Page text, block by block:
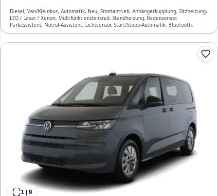
Diesel, Van/Kleinbus, Automatik, Neu, Frontantrieb, Anhängerkupplung, Sitzheizung,
LED / Laser / Xenon, Multifunktionslenkrad, Standheizung, Regensensor,
Parkassistent, Notruf-Assistent, Lichtsensor, Start/Stopp-Automatik, Bluetooth,
Freisprecheinrichtung, Verkehrszeichen-Erkennung, ESP, ABS, Klimatisierung, Front-
1 9